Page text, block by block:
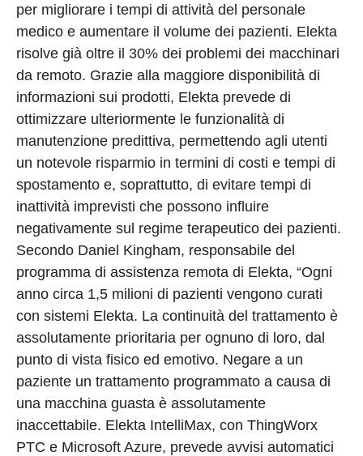
per migliorare i tempi di attività del personale
medico e aumentare il volume dei pazienti. Elekta
risolve già oltre il 30% dei problemi dei macchinari
da remoto. Grazie alla maggiore disponibilità di
informazioni sui prodotti, Elekta prevede di
ottimizzare ulteriormente le funzionalità di
manutenzione predittiva, permettendo agli utenti
un notevole risparmio in termini di costi e tempi di
spostamento e, soprattutto, di evitare tempi di
inattività imprevisti che possono influire
negativamente sul regime terapeutico dei pazienti.
Secondo Daniel Kingham, responsabile del
programma di assistenza remota di Elekta, “Ogni
anno circa 1,5 milioni di pazienti vengono curati
con sistemi Elekta. La continuità del trattamento è
assolutamente prioritaria per ognuno di loro, dal
punto di vista fisico ed emotivo. Negare a un
paziente un trattamento programmato a causa di
una macchina guasta è assolutamente
inaccettabile. Elekta IntelliMax, con ThingWorx
PTC e Microsoft Azure, prevede avvisi automatici